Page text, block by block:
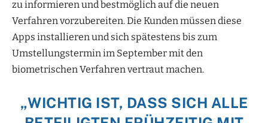
zu informieren und bestmöglich auf die neuen
Verfahren vorzubereiten. Die Kunden müssen diese
Apps installieren und sich spätestens bis zum
Umstellungstermin im September mit den
biometrischen Verfahren vertraut machen.
„WICHTIG IST, DASS SICH ALLE